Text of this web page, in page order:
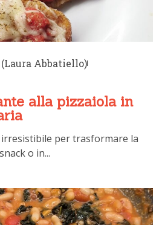
alla pizzaiola in
irresistibile per trasformare la
o in...